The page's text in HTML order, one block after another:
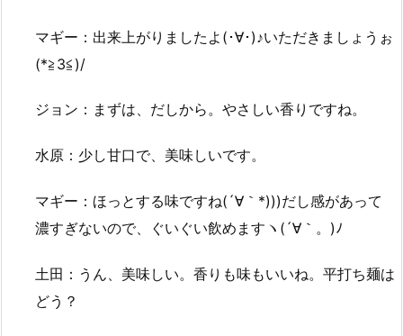
マギー：出来上がりましたよ(･∀･)♪いただきましょうぉ
(*≧3≦)/
ジョン：まずは、だしから。やさしい香りですね。
水原：少し甘口で、美味しいです。
マギー：ほっとする味ですね(´∀｀*)))だし感があって
濃すぎないので、ぐいぐい飲めますヽ(´∀｀。)ﾉ
土田：うん、美味しい。香りも味もいいね。平打ち麺は
どう？